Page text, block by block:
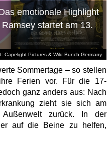
Capelight Pictures & Wild Bunch Germany
emotionale Highlight
Ramsey startet am 13.
Sommertage – so stellen
Ferien vor. Für die 17-
ganz anders aus: Nach
zieht sie sich am
zurück. In der
auf die Beine zu helfen,